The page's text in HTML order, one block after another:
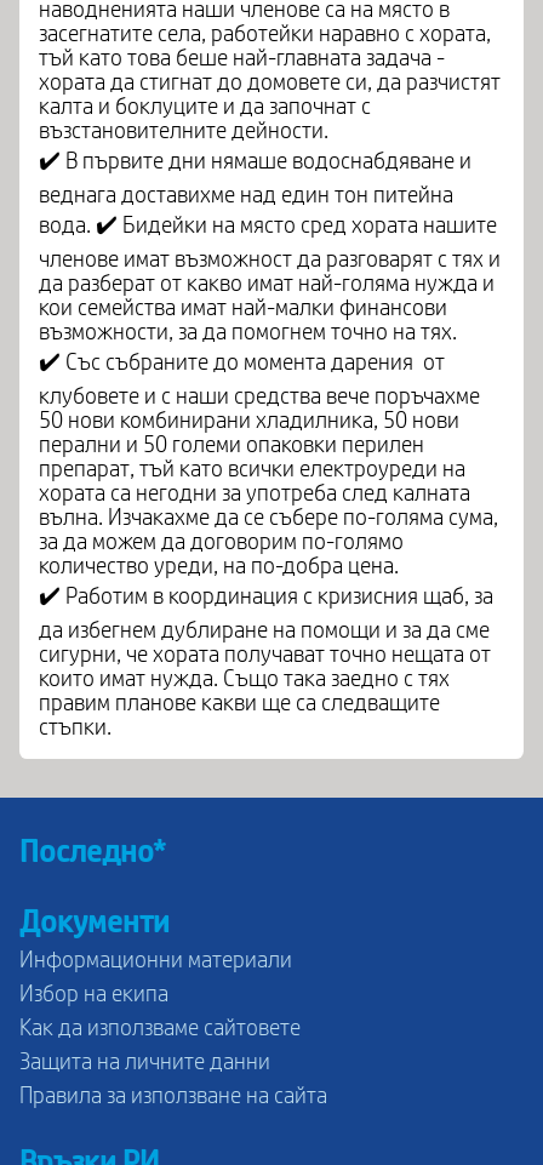
наводненията наши членове са на място в
засегнатите села, работейки наравно с хората,
тъй като това беше най-главната задача -
хората да стигнат до домовете си, да разчистят
калта и боклуците и да започнат с
възстановителните дейности.
✔️ В първите дни нямаше водоснабдяване и
веднага доставихме над един тон питейна
вода. ✔️ Бидейки на място сред хората нашите
членове имат възможност да разговарят с тях и
да разберат от какво имат най-голяма нужда и
кои семейства имат най-малки финансови
възможности, за да помогнем точно на тях.
✔️ Със събраните до момента дарения от
клубовете и с наши средства вече поръчахме
50 нови комбинирани хладилника, 50 нови
перални и 50 големи опаковки перилен
препарат, тъй като всички електроуреди на
хората са негодни за употреба след калната
вълна. Изчакахме да се събере по-голяма сума,
за да можем да договорим по-голямо
количество уреди, на по-добра цена.
✔️ Работим в координация с кризисния щаб, за
да избегнем дублиране на помощи и за да сме
сигурни, че хората получават точно нещата от
които имат нужда. Също така заедно с тях
правим планове какви ще са следващите
стъпки.
Последно*
Документи
Информационни материали
Избор на екипа
Как да използваме сайтовете
Защита на личните данни
Правила за използване на сайта